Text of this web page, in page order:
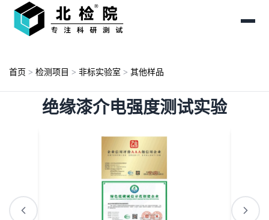
首页 > 检测项目 > 非标实验室 > 其他样品
绝缘漆介电强度测试实验